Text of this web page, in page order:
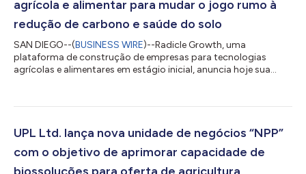
agrícola e alimentar para mudar o jogo rumo à
redução de carbono e saúde do solo
SAN DIEGO--(BUSINESS WIRE)--Radicle Growth, uma
plataforma de construção de empresas para tecnologias
agrícolas e alimentares em estágio inicial, anuncia hoje sua
executar “O Desafio Radicle de Solo e Carbono pela UPL”, que
que podem impactar positivamente reduzindo a pegada de
carbono e melhorando a saúde do solo da...
UPL Ltd. lança nova unidade de negócios “NPP”
com o objetivo de aprimorar capacidade de